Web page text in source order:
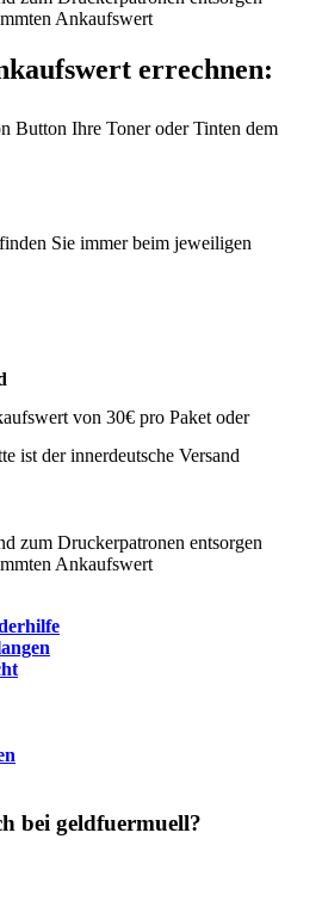
immer denLieferschein
Steuernummer. Falls Sie als Privatperson
Namen, Adresse, Telefonnummer und
errechnen:
Button Ihre Toner oder Tinten dem
Sie immer beim jeweiligen
von 30€ pro Paket oder
ist der innerdeutsche Versand
bei geldfuermuell?